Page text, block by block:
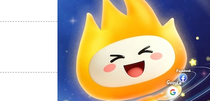
支持[0] 反对
支持[0] 反对[0]